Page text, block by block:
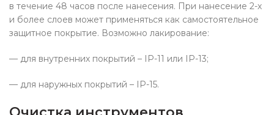
в течение 48 часов после нанесения. При нанесение 2-х
и более слоев может применяться как самостоятельное
защитное покрытие. Возможно лакирование:
— для внутренних покрытий – ІР-11 или ІР-13;
— для наружных покрытий – ІР-15.